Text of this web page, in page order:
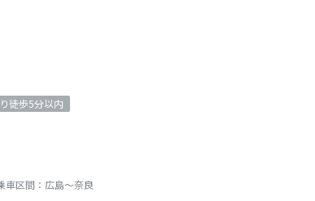
徒歩5分以内
車区間： 広島～奈良